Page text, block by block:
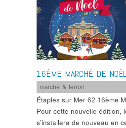
16ÈME MARCHÉ DE NOËL
marché & terroir
Étaples sur Mer 62 16ème
Pour cette nouvelle édition,
s’installera de nouveau en